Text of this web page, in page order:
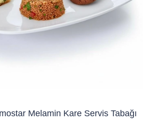
Melamin Kare Servis Tabağı